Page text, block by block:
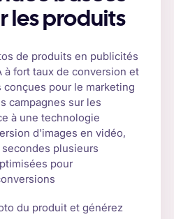
les produits
de produits en publicités
à fort taux de conversion et
pour le marketing
campagnes sur les
à une technologie
d'images en vidéo,
plusieurs
pour
du produit et générez